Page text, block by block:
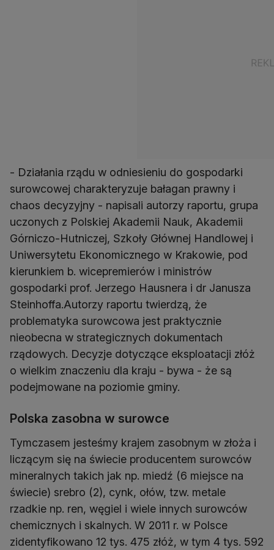
- Działania rządu w odniesieniu do gospodarki
surowcowej charakteryzuje bałagan prawny i
chaos decyzyjny - napisali autorzy raportu, grupa
uczonych z Polskiej Akademii Nauk, Akademii
Górniczo-Hutniczej, Szkoły Głównej Handlowej i
Uniwersytetu Ekonomicznego w Krakowie, pod
kierunkiem b. wicepremierów i ministrów
gospodarki prof. Jerzego Hausnera i dr Janusza
Steinhoffa.Autorzy raportu twierdzą, że
problematyka surowcowa jest praktycznie
nieobecna w strategicznych dokumentach
rządowych. Decyzje dotyczące eksploatacji złóż
o wielkim znaczeniu dla kraju - bywa - że są
podejmowane na poziomie gminy.
Polska zasobna w surowce
Tymczasem jesteśmy krajem zasobnym w złoża i
liczącym się na świecie producentem surowców
mineralnych takich jak np. miedź (6 miejsce na
świecie) srebro (2), cynk, ołów, tzw. metale
rzadkie np. ren, węgiel i wiele innych surowców
chemicznych i skalnych. W 2011 r. w Polsce
zidentyfikowano 12 tys. 475 złóż, w tym 4 tys. 592